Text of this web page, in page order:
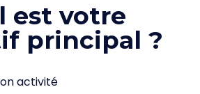
est votre
principal ?
activité